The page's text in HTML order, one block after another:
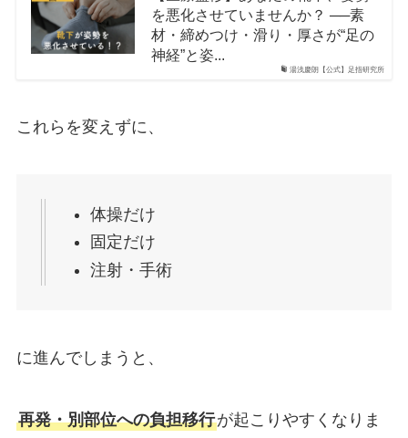
湯浅慶朗【公式】足指研究所
を悪化させていませんか？ ──素
材・締めつけ・滑り・厚さが“足の
神経”と姿...
これらを変えずに、
体操だけ
固定だけ
注射・手術
に進んでしまうと、
再発・別部位への負担移行が起こりやすくなりま